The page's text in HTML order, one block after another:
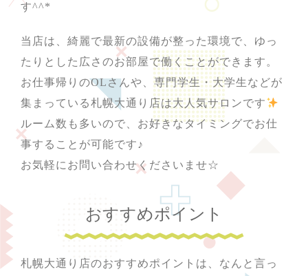
す^^*
当店は、綺麗で最新の設備が整った環境で、ゆっ
たりとした広さのお部屋で働くことができます。
お仕事帰りのOLさんや、専門学生・大学生などが
集まっている札幌大通り店は大人気サロンです
ルーム数も多いので、お好きなタイミングでお仕
事することが可能です♪
お気軽にお問い合わせくださいませ☆
おすすめポイント
札幌大通り店のおすすめポイントは、なんと言っ